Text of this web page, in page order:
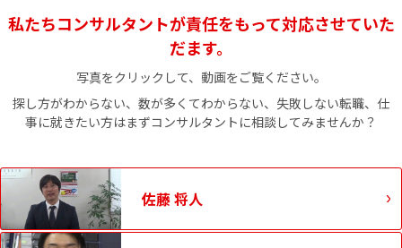
私たちコンサルタントが責任をもって対応させていた
だます。
写真をクリックして、動画をご覧ください。
探し方がわからない、数が多くてわからない、失敗しない転職、仕
事に就きたい方はまずコンサルタントに相談してみませんか？
佐藤 将人